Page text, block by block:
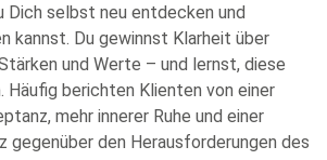
Dich selbst neu entdecken und
kannst. Du gewinnst Klarheit über
und Werte – und lernst, diese
Häufig berichten Klienten von einer
mehr innerer Ruhe und einer
gegenüber den Herausforderungen des